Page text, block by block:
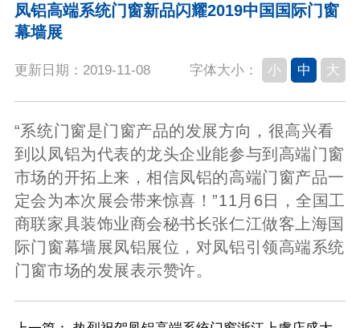
凤铝高端系统门窗新品闪耀2019中国国际门窗
幕墙展
字体大小： 小 中 大
更新日期：2019-11-08
“系统门窗是门窗产品的发展方向，很高兴看
到以凤铝为代表的龙头企业能参与到高端门窗
市场的开拓上来，相信凤铝的高端门窗产品一
定会为本次展会带来惊喜！”11月6日，全国工
商联家具装饰业商会秘书长张仁江做客上海国
际门窗幕墙展凤铝展位，对凤铝引领高端系统
门窗市场的发展表示赞许。